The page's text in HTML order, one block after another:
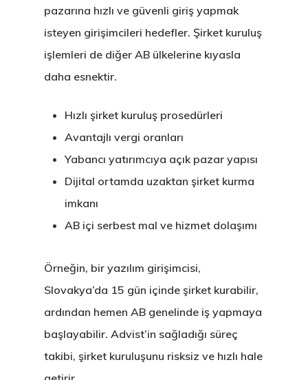
pazarına hızlı ve güvenli giriş yapmak
isteyen girişimcileri hedefler. Şirket kuruluş
işlemleri de diğer AB ülkelerine kıyasla
daha esnektir.
Hızlı şirket kuruluş prosedürleri
Avantajlı vergi oranları
Yabancı yatırımcıya açık pazar yapısı
Dijital ortamda uzaktan şirket kurma
imkanı
AB içi serbest mal ve hizmet dolaşımı
Örneğin, bir yazılım girişimcisi,
Slovakya’da 15 gün içinde şirket kurabilir,
ardından hemen AB genelinde iş yapmaya
başlayabilir. Advist’in sağladığı süreç
takibi, şirket kuruluşunu risksiz ve hızlı hale
Avrupa Birliği
Çalışma İzni
Danışan
Talebi
Estonya